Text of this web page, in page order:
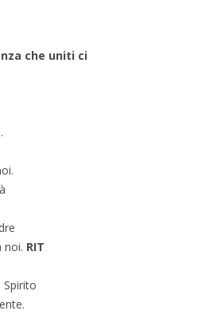
che uniti ci
noi. RIT
Spirito